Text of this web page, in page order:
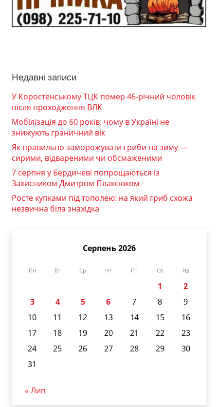
Недавні записи
У Коростенському ТЦК помер 46-річний чоловік
після проходження ВЛК
Мобілізація до 60 років: чому в Україні не
знижують граничний вік
Як правильно заморожувати гриби на зиму —
сирими, відвареними чи обсмаженими
7 серпня у Бердичеві попрощаються із
Захисником Дмитром Плаксюком
Росте купками під тополею: на який гриб схожа
незвична біла знахідка
Серпень 2026
Пн Вт Ср Чт Пт Сб Нд
1
2
3
4 5 6 7 8
9
10
11 12 13 14 15
16
17
18 19 20 21 22
23
24
25 26 27 28 29
30
31
« Лип